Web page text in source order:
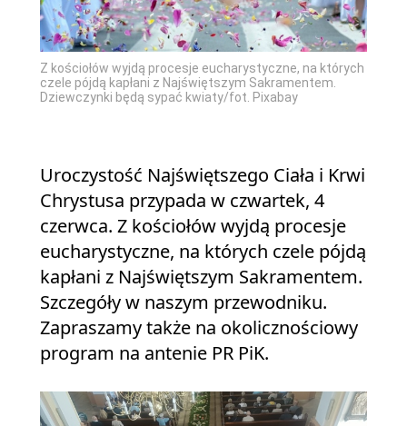
Z kościołów wyjdą procesje eucharystyczne, na których
czele pójdą kapłani z Najświętszym Sakramentem.
Dziewczynki będą sypać kwiaty/fot. Pixabay
Uroczystość Najświętszego Ciała i Krwi
Chrystusa przypada w czwartek, 4
czerwca. Z kościołów wyjdą procesje
eucharystyczne, na których czele pójdą
kapłani z Najświętszym Sakramentem.
Szczegóły w naszym przewodniku.
Zapraszamy także na okolicznościowy
program na antenie PR PiK.